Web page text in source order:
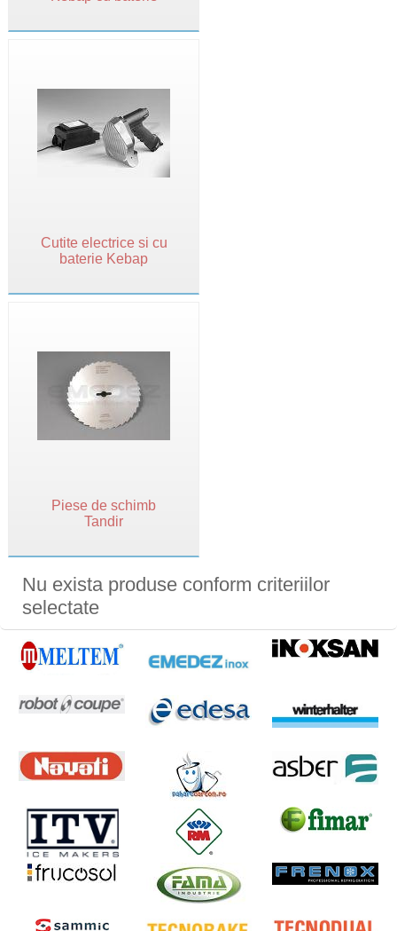
Cutite electrice si cu
baterie Kebap
Piese de schimb
Tandir
Nu exista produse conform criteriilor
selectate